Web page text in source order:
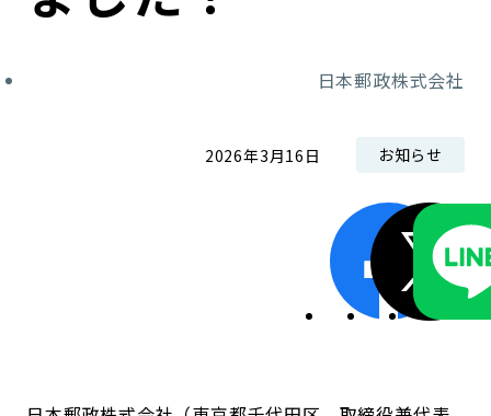
日本郵政株式会社
2026年3月16日 お知らせ